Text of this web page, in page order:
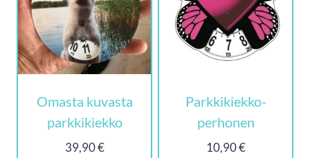
Omasta kuvasta
parkkikiekko
39,90€
Parkkikiekko-
perhonen
10,90€